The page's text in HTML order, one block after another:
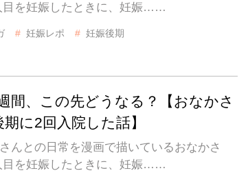
目を妊娠したときに、妊娠……
妊娠レポ
妊娠後期
間、この先どうなる？【おなかさ
に2回入院した話】
んとの日常を漫画で描いているおなかさ
目を妊娠したときに、妊娠……